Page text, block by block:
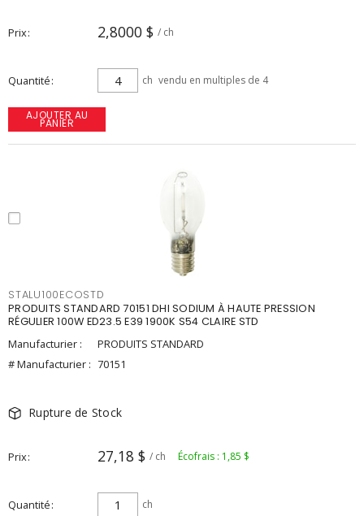
Prix 2,8000 $ / ch
Quantité ch vendu en multiples de 4
AJOUTER AU
PANIER
STALU100ECOSTD
PRODUITS STANDARD 70151 DHI SODIUM À HAUTE PRESSION
RÉGULIER 100W ED23.5 E39 1900K S54 CLAIRE STD
Manufacturier :
PRODUITS STANDARD
# Manufacturier : 70151
Rupture de Stock
Prix 27,18 $ / ch Écofrais : 1,85 $
Quantité ch